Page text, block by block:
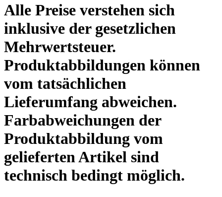
Alle Preise verstehen sich
inklusive der gesetzlichen
Mehrwertsteuer.
Produktabbildungen können
vom tatsächlichen
Lieferumfang abweichen.
Farbabweichungen der
Produktabbildung vom
gelieferten Artikel sind
technisch bedingt möglich.